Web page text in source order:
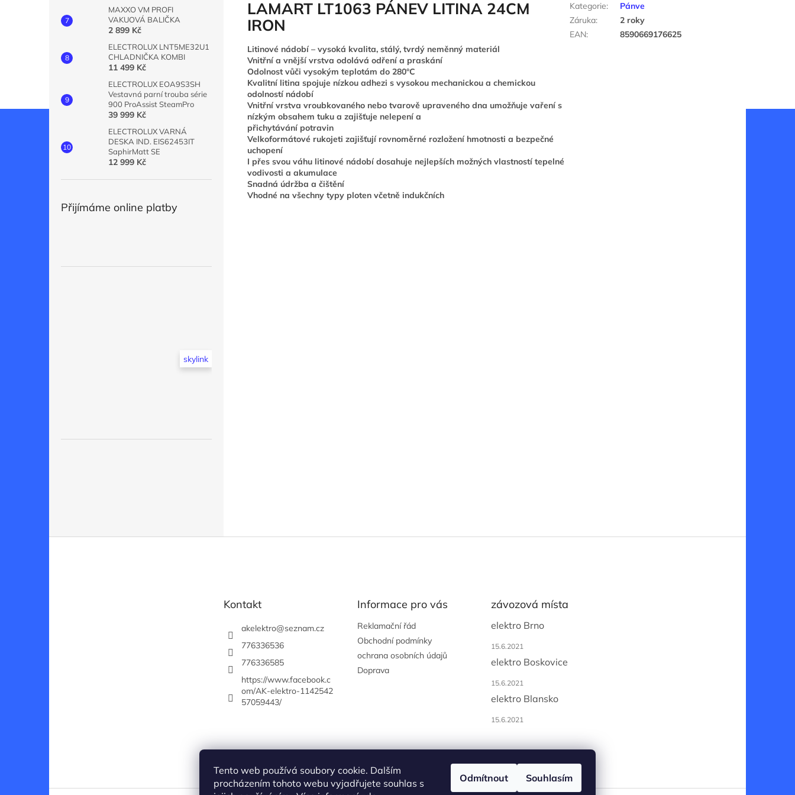
Tento web používá soubory cookie. Dalším
procházením tohoto webu vyjadřujete souhlas s
Odmítnout Souhlasím
MAXXO VM PROFI
VAKUOVÁ BALIČKA
2 899 Kč
ELECTROLUX LNT5ME32U1
CHLADNIČKA KOMBI
11 499 Kč
ELECTROLUX EOA9S3SH
Vestavná parní trouba série
900 ProAssist SteamPro
39 999 Kč
ELECTROLUX VARNÁ
DESKA IND. EIS62453IT
SaphirMatt SE
12 999 Kč
Přijímáme online platby
skylink
LAMART LT1063 PÁNEV LITINA 24CM
IRON
Litinové nádobí – vysoká kvalita, stálý, tvrdý neměnný materiál
Vnitřní a vnější vrstva odolává odření a praskání
Odolnost vůči vysokým teplotám do 280°C
Kvalitní litina spojuje nízkou adhezi s vysokou mechanickou a chemickou
odolností nádobí
Vnitřní vrstva vroubkovaného nebo tvarově upraveného dna umožňuje vaření s
nízkým obsahem tuku a zajišťuje nelepení a
přichytávání potravin
Velkoformátové rukojeti zajišťují rovnoměrné rozložení hmotnosti a bezpečné
uchopení
I přes svou váhu litinové nádobí dosahuje nejlepších možných vlastností tepelné
vodivosti a akumulace
Snadná údržba a čištění
Vhodné na všechny typy ploten včetně indukčních
Kategorie:
Pánve
Záruka:
2 roky
EAN: 8590669176625
Kontakt
akelektro@seznam.cz
776336536
776336585
https://www.facebook.c
om/AK-elektro-1142542
57059443/
Informace pro vás
Reklamační řád
Obchodní podmínky
ochrana osobních údajů
Doprava
závozová místa
elektro Brno
15.6.2021
elektro Boskovice
15.6.2021
elektro Blansko
15.6.2021